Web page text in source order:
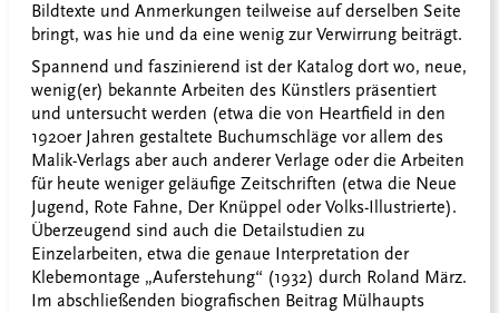
Bildtexte und Anmerkungen teilweise auf derselben Seite
bringt, was hie und da eine wenig zur Verwirrung beiträgt.
Spannend und faszinierend ist der Katalog dort wo, neue,
wenig(er) bekannte Arbeiten des Künstlers präsentiert
und untersucht werden (etwa die von Heartfield in den
1920er Jahren gestaltete Buchumschläge vor allem des
Malik-Verlags aber auch anderer Verlage oder die Arbeiten
für heute weniger geläufige Zeitschriften (etwa die Neue
Jugend, Rote Fahne, Der Knüppel oder Volks-Illustrierte).
Überzeugend sind auch die Detailstudien zu
Einzelarbeiten, etwa die genaue Interpretation der
Klebemontage „Auferstehung“ (1932) durch Roland März.
Im abschließenden biografischen Beitrag Mülhaupts